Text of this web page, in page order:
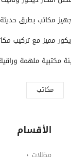
مكاتب
الأقسام
مظلات